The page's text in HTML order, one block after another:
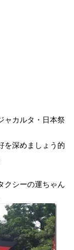
ャカルタ・日本祭
を深めましょう的
クシーの運ちゃん